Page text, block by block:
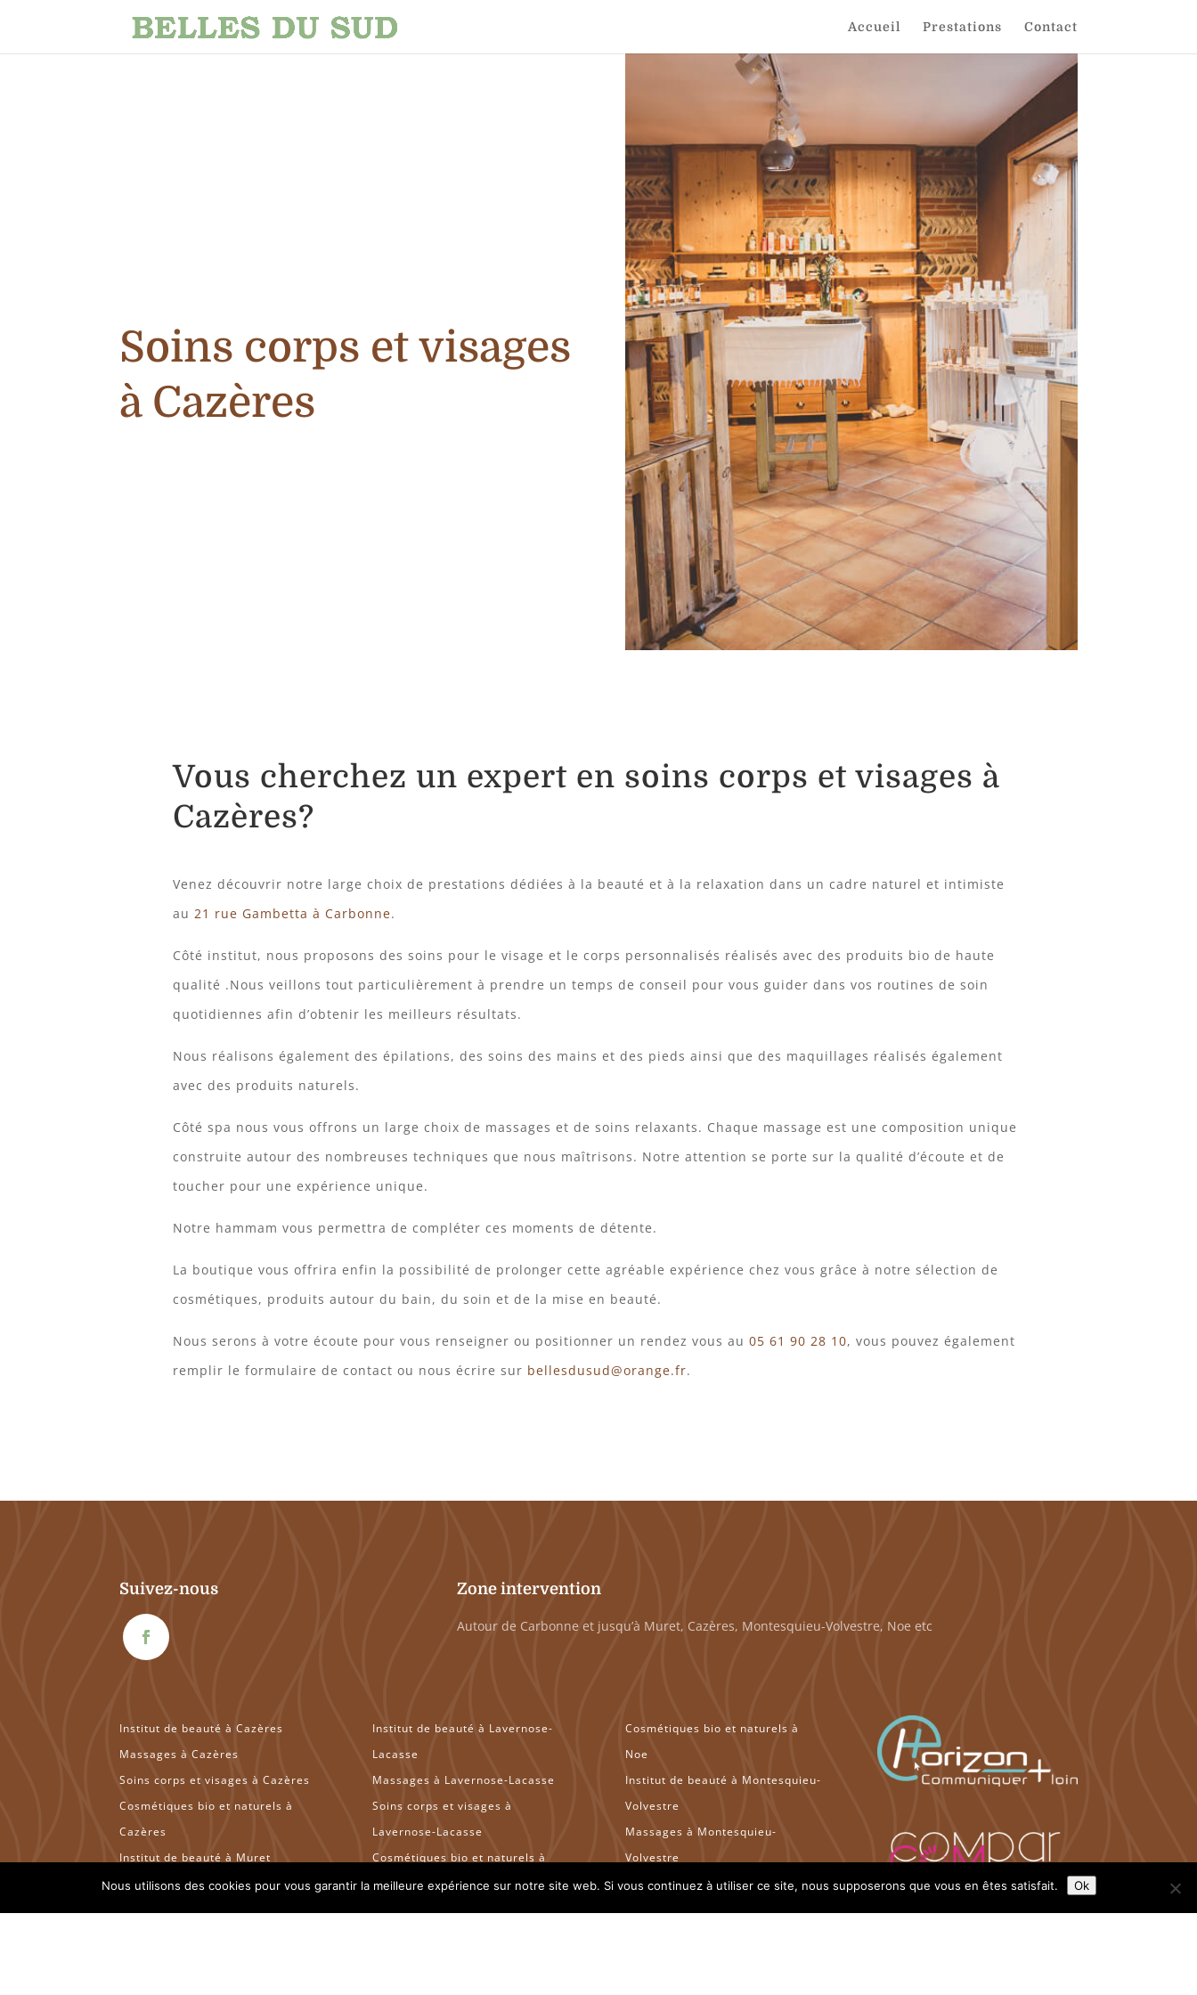
Accueil Prestations Contact
Soins corps et visages
à Cazères
Vous cherchez un expert en soins corps et visages à
Cazères?
Venez découvrir notre large choix de prestations dédiées à la beauté et à la relaxation dans un cadre naturel et intimiste
au21 rue Gambetta à Carbonne.
Côté institut, nous proposons des soins pour le visage et le corps personnalisés réalisés avec des produits bio de haute
qualité .Nous veillons tout particulièrement à prendre un temps de conseil pour vous guider dans vos routines de soin
quotidiennes afin d’obtenir les meilleurs résultats.
Nous réalisons également des épilations, des soins des mains et des pieds ainsi que des maquillages réalisés également
avec des produits naturels.
Côté spa nous vous offrons un large choix de massages et de soins relaxants. Chaque massage est une composition unique
construite autour des nombreuses techniques que nous maîtrisons. Notre attention se porte sur la qualité d’écoute et de
toucher pour une expérience unique.
Notre hammam vous permettra de compléter ces moments de détente.
La boutique vous offrira enfin la possibilité de prolonger cette agréable expérience chez vous grâce à notre sélection de
cosmétiques, produits autour du bain, du soin et de la mise en beauté.
Nous serons à votre écoute pour vous renseigner ou positionner un rendez vous au05 61 90 28 10, vous pouvez également
remplir le formulaire de contact ou nous écrire sur bellesdusud@orange.fr.
Suivez-nous Zone intervention
Autour de Carbonne et jusqu’à Muret, Cazères, Montesquieu-Volvestre, Noe etc
Institut de beauté à Cazères
Massages à Cazères
Soins corps et visages à Cazères
Cosmétiques bio et naturels à
Cazères
Institut de beauté à Muret
Massages à Muret
Institut de beauté à Lavernose-
Lacasse
Massages à Lavernose-Lacasse
Soins corps et visages à
Lavernose-Lacasse
Cosmétiques bio et naturels à
Lavernose-Lacasse
Cosmétiques bio et naturels à
Noe
Institut de beauté à Montesquieu-
Volvestre
Massages à Montesquieu-
Volvestre
Soins corps et visages à
Nous utilisons des cookies pour vous garantir la meilleure expérience sur notre site web. Si vous continuez à utiliser ce site, nous supposerons que vous en êtes satisfait. Ok